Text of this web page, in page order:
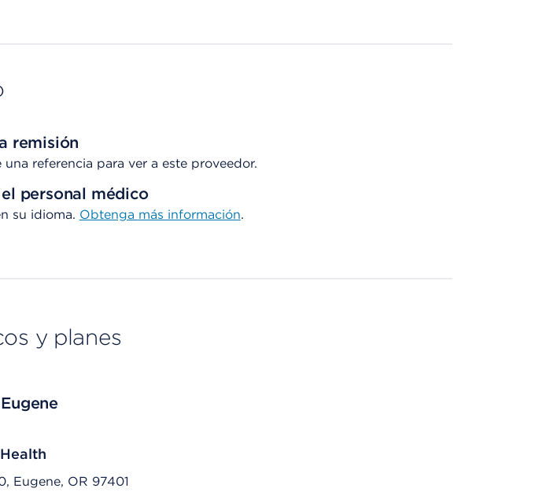
remisión
referencia para ver a este proveedor.
personal médico
su idioma. Obtenga más información.
y planes
Eugene, OR 97401